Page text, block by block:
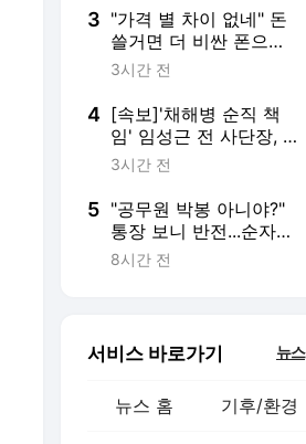
3 "가격 별 차이 없네" 돈
쓸거면 더 비싼 폰으
로…판매 비중 '역대 최
3시간 전
4 [속보]'채해병 순직 책
임' 임성근 전 사단장, 2
심도 징역 3년
3시간 전
5 "공무원 박봉 아니야?"
통장 보니 반전...순자산
'10억' 30대, 비결은
8시간 전
서비스 바로가기 뉴스
뉴스 홈 기후/환경